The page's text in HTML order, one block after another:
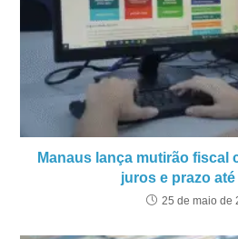
Manaus lança mutirão fiscal
juros e prazo
25 de maio de